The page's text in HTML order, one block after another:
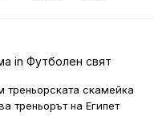
in Футболен свят
скамейка
треньорът на Египет